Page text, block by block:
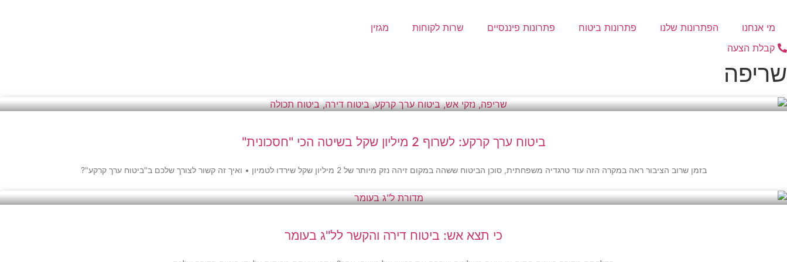
מי אנחנו הפתרונות שלנו פתרונות ביטוח פתרונות פיננסיים שרות לקוחות
מגזין
קבלת הצעה
שריפה
ביטוח ערך קרקע: לשרוף 2 מיליון שקל בשיטה הכי "חסכונית"
בזמן שרוב הציבור ראה במקרה הזה עוד טרגדיה משפחתית, סוכן הביטוח ששהה במקום זיהה נזק מיותר של 2 מיליון שקל שירדו לטמיון • ואיך זה קשור לצורך שלכם ב"ביטוח ערך קרקע"?
כי תצא אש: ביטוח דירה והקשר לל"ג בעומר